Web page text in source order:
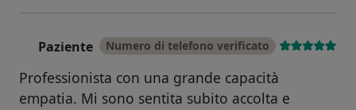
Paziente Numero di telefono verificato
Professionista con una grande capacità
empatia. Mi sono sentita subito accolta e